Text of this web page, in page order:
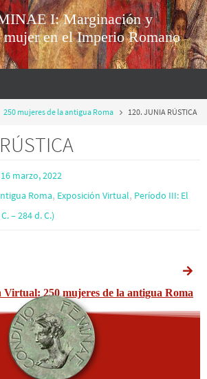
I: Marginación y
en el Imperio Romano
250 mujeres de la antigua Roma 120. JUNIA RÚSTICA
16 marzo, 2022
Roma, Exposición Virtual, Período III: El
– 284 d. C.)
Virtual: 250 mujeres de la antigua Roma